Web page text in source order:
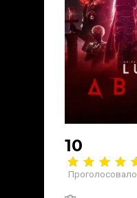
10
Проголосовало